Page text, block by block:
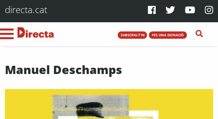
directa.cat
SUBSCRIU-T'HI FES UNA DONACIÓ
Manuel Deschamps